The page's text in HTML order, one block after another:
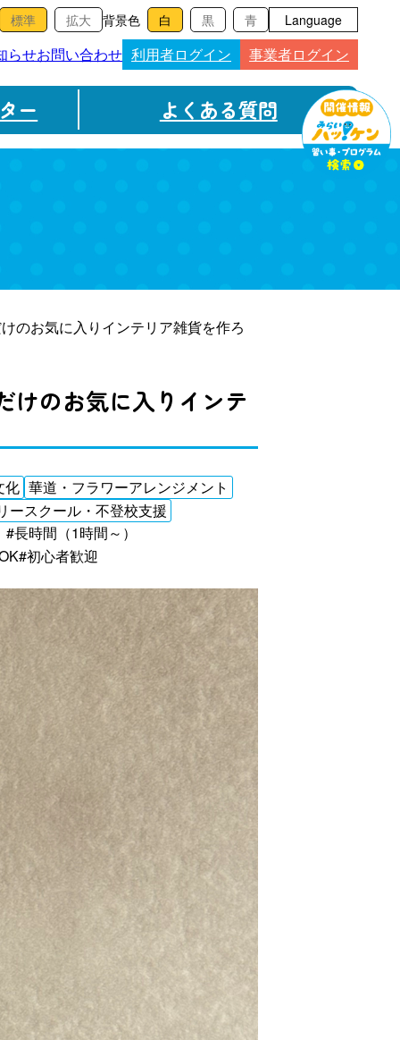
背景色 Language
らせお問い合わせ 利用者ログイン 事業者ログイン
ー よくある質問
のお気に入りインテリア雑貨を作ろ
けのお気に入りインテ
化 華道・フラワーアレンジメント
ースクール・不登校支援
#長時間（1時間～）
#初心者歓迎